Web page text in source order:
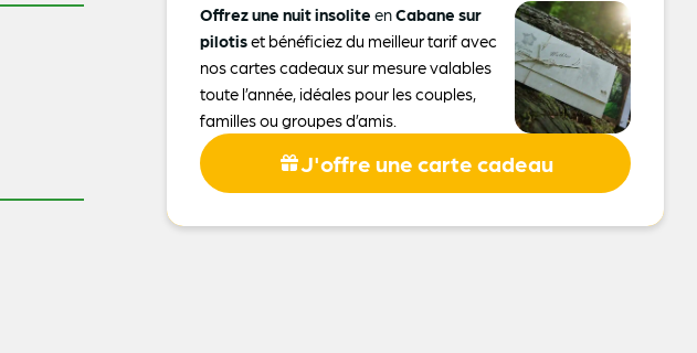
Offrez une nuit insolite enCabane sur
pilotiset bénéficiez du meilleur tarif avec
nos cartes cadeaux sur mesure valables
toute l’année, idéales pour les couples,
familles ou groupes d’amis.
J'offre une carte cadeau